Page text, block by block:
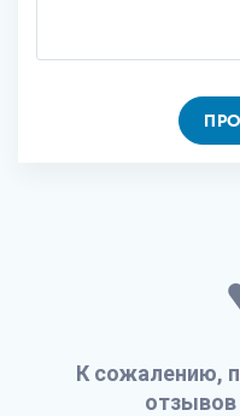
К сожалению,